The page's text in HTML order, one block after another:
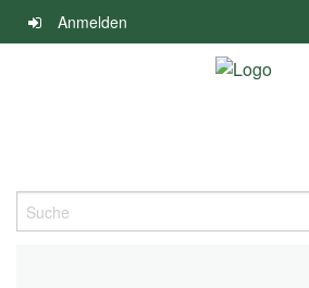
Navigation
überspringen
Anmelden
Suche